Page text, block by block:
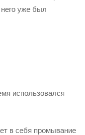
уже был
использовался
в себя промывание